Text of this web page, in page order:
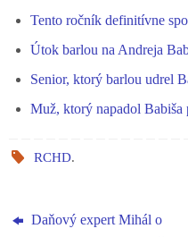
Tento ročník definitívne
Útok barlou na Andreja
Senior, ktorý barlou udrel
Muž, ktorý napadol
RCHD.
Daňový expert Mihál o